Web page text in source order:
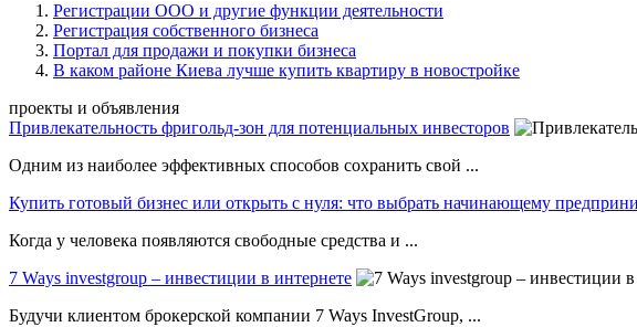
Регистрации ООО и другие функции деятельности
Регистрация собственного бизнеса
Портал для продажи и покупки бизнеса
В каком районе Киева лучше купить квартиру в новостройке
проекты и объявления
Привлекательность фригольд-зон для потенциальных инвесторов
Одним из наиболее эффективных способов сохранить свой ...
Купить готовый бизнес или открыть с нуля: что выбрать начинающему
Когда у человека появляются свободные средства и ...
7 Ways investgroup – инвестиции в интернете
Будучи клиентом брокерской компании 7 Ways InvestGroup, ...